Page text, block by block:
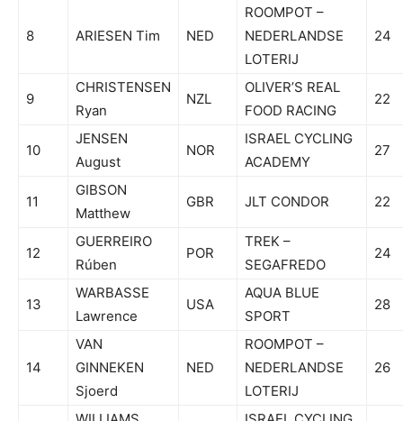
8 ARIESEN Tim NED
ROOMPOT –
NEDERLANDSE
LOTERIJ
24
9
CHRISTENSEN
Ryan
NZL
OLIVER’S REAL
FOOD RACING
22
10
JENSEN
August
NOR
ISRAEL CYCLING
ACADEMY
27
11
GIBSON
Matthew
GBR JLT CONDOR 22
12
GUERREIRO
Rúben
POR
TREK –
SEGAFREDO
24
13
WARBASSE
Lawrence
USA
AQUA BLUE
SPORT
28
14
VAN
GINNEKEN
Sjoerd
NED
ROOMPOT –
NEDERLANDSE
LOTERIJ
26